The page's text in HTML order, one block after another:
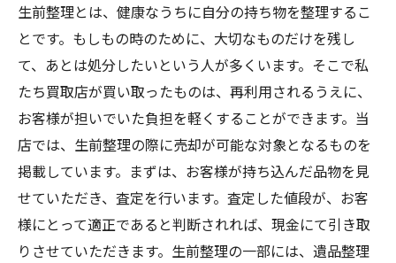
生前整理とは、健康なうちに自分の持ち物を整理するこ
とです。もしもの時のために、大切なものだけを残し
て、あとは処分したいという人が多くいます。そこで私
たち買取店が買い取ったものは、再利用されるうえに、
お客様が担いでいた負担を軽くすることができます。当
店では、生前整理の際に売却が可能な対象となるものを
掲載しています。まずは、お客様が持ち込んだ品物を見
せていただき、査定を行います。査定した値段が、お客
様にとって適正であると判断されれば、現金にて引き取
りさせていただきます。生前整理の一部には、遺品整理